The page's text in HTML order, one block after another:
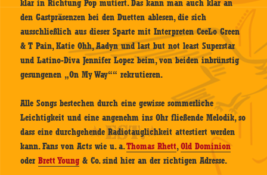
klar in Richtung Pop mutiert. Das kann man auch klar an
den Gastpräsenzen bei den Duetten ablesen, die sich
ausschließlich aus dieser Sparte mit Interpreten CeeLo Green
& T Pain, Katie Ohh, Aadyn und last but not least Superstar
und Latino-Diva Jennifer Lopez beim, von beiden inbrünstig
gesungenen „​On My Way““ rekrutieren.
Alle Songs bestechen durch eine gewisse sommerliche
Leichtigkeit und eine angenehm ins Ohr fließende Melodik, so
dass eine durchgehende Radiotauglichkeit attestiert werden
kann. Fans von Acts wie u. a.Thomas Rhett,Old Dominion
oderBrett Young & Co. sind hier an der richtigen Adresse.